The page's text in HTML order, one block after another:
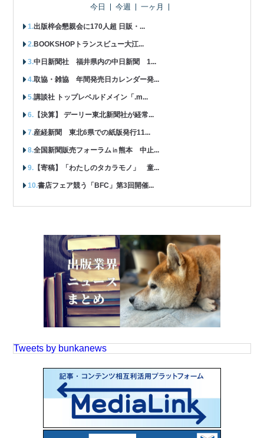
今日 今週 一ヶ月
出版梓会懇親会に170人超 日販・...
BOOKSHOPトランスビュー大江...
中日新聞社 福井県内の中日新聞 1...
取協・雑協 年間発売日カレンダー発...
講談社 トップレベルドメイン「.m...
【決算】 デーリー東北新聞社が経常...
産経新聞 東北6県での紙版発行11...
全国新聞販売フォーラム㏌熊本 中止...
【寄稿】「わたしのタカラモノ」 童...
書店フェア競う「BFC」第3回開催...
Tweets by bunkanews